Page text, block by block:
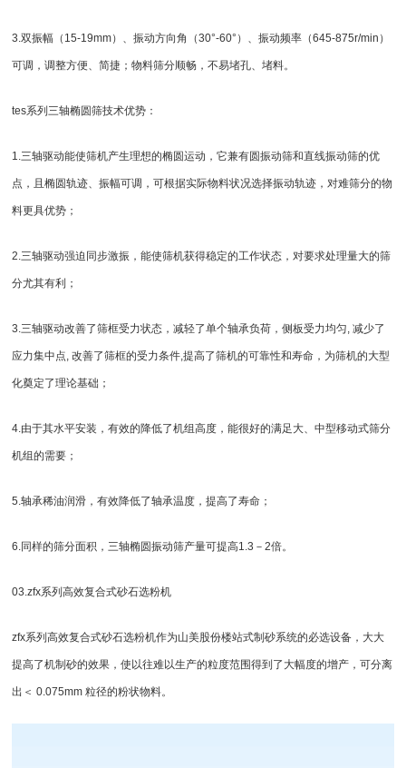
3.双振幅（15-19mm）、振动方向角（30°-60°）、振动频率（645-875r/min）
可调，调整方便、简捷；物料筛分顺畅，不易堵孔、堵料。
tes系列三轴椭圆筛技术优势：
1.三轴驱动能使筛机产生理想的椭圆运动，它兼有圆振动筛和直线振动筛的优
点，且椭圆轨迹、振幅可调，可根据实际物料状况选择振动轨迹，对难筛分的物
料更具优势；
2.三轴驱动强迫同步激振，能使筛机获得稳定的工作状态，对要求处理量大的筛
分尤其有利；
3.三轴驱动改善了筛框受力状态，减轻了单个轴承负荷，侧板受力均匀, 减少了
应力集中点, 改善了筛框的受力条件,提高了筛机的可靠性和寿命，为筛机的大型
化奠定了理论基础；
4.由于其水平安装，有效的降低了机组高度，能很好的满足大、中型移动式筛分
机组的需要；
5.轴承稀油润滑，有效降低了轴承温度，提高了寿命；
6.同样的筛分面积，三轴椭圆振动筛产量可提高1.3－2倍。
03.zfx系列高效复合式砂石选粉机
zfx系列高效复合式砂石选粉机作为山美股份楼站式制砂系统的必选设备，大大
提高了机制砂的效果，使以往难以生产的粒度范围得到了大幅度的增产，可分离
出＜ 0.075mm 粒径的粉状物料。